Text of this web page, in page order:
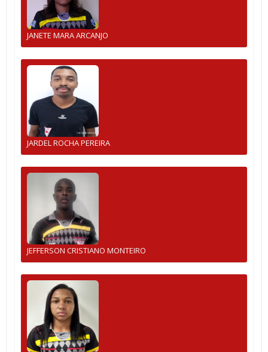
JANETE MARA ARCANJO
JARDEL ROCHA PEREIRA
JEFFERSON CRISTIANO MONTEIRO